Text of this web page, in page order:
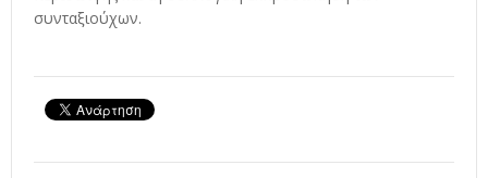
συνταξιούχων.